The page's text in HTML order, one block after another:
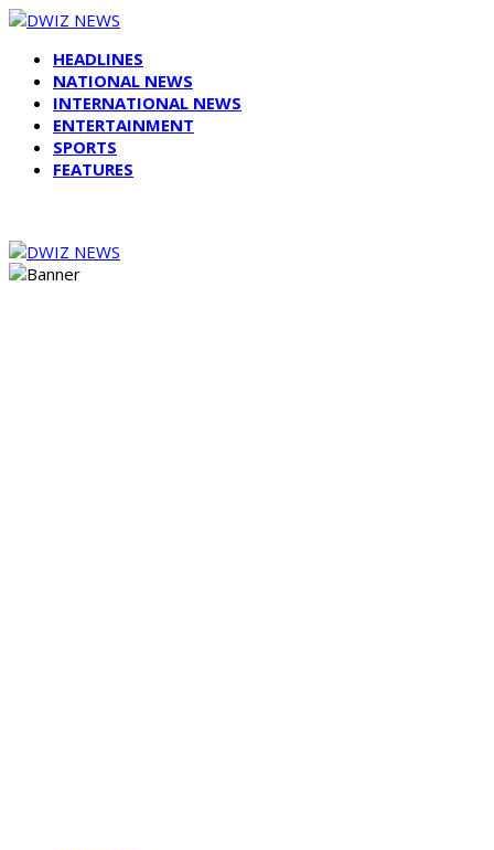
HEADLINES
NATIONAL NEWS
INTERNATIONAL NEWS
ENTERTAINMENT
SPORTS
FEATURES